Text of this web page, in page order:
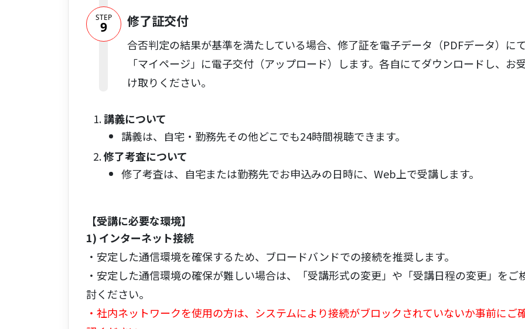
STEP
9 修了証交付
合否判定の結果が基準を満たしている場合、修了証を電子データ（PDFデータ）に
「マイページ」に電子交付（アップロード）します。各自にてダウンロードし、お
け取りください。
講義について
講義は、自宅・勤務先その他どこでも24時間視聴できます。
修了考査について
修了考査は、自宅または勤務先でお申込みの日時に、Web上で受講します。
【受講に必要な環境】
1) インターネット接続
・安定した通信環境を確保するため、ブロードバンドでの接続を推奨します。
・安定した通信環境の確保が難しい場合は、「受講形式の変更」や「受講日程の変更」をご
討ください。
・社内ネットワークを使用の方は、システムにより接続がブロックされていないか事前にご